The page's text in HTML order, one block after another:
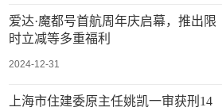
爱达·魔都号首航周年庆启幕，推出限
时立减等多重福利
2024-12-31
上海市住建委原主任姚凯一审获刑14